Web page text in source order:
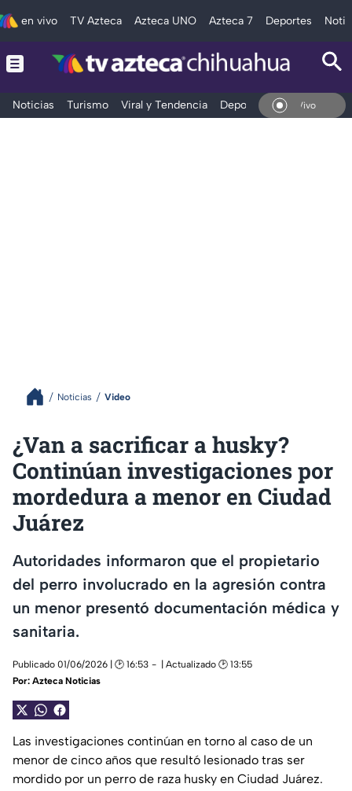
en vivo TV Azteca Azteca UNO Azteca 7 Deportes
Noticias Turismo Viral y Tendencia Deportes Espectáculos
En Vivo
Noticias Video
¿Van a sacrificar a husky?
Continúan investigaciones por
mordedura a menor en Ciudad
Juárez
Autoridades informaron que el propietario
del perro involucrado en la agresión contra
un menor presentó documentación médica y
sanitaria.
Publicado 01/06/2026 | 🕑 16:53
| Actualizado 🕑 13:55
Por: Azteca Noticias
Las investigaciones continúan en torno al caso de un
menor de cinco años que resultó lesionado tras ser
mordido por un perro de raza husky en Ciudad Juárez.